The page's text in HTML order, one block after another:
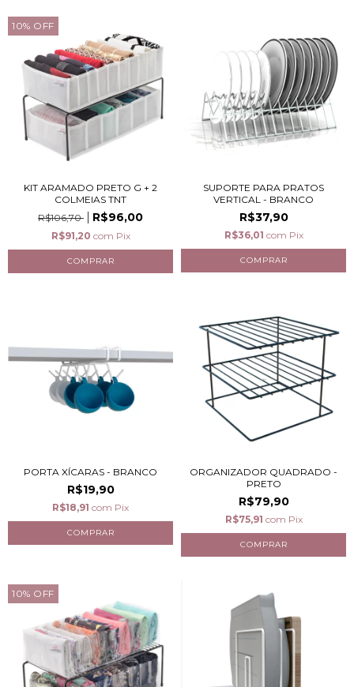
10% OFF
KIT ARAMADO PRETO G + 2
COLMEIAS TNT
R$106,70
R$96,00
R$91,20 com Pix
SUPORTE PARA PRATOS
VERTICAL - BRANCO
R$37,90
R$36,01 com Pix
PORTA XÍCARAS - BRANCO
R$19,90
R$18,91 com Pix
ORGANIZADOR QUADRADO -
PRETO
R$79,90
R$75,91 com Pix
10% OFF